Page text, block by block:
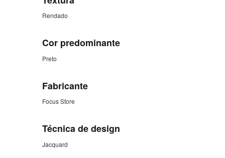
Rendado
Cor predominante
Preto
Fabricante
Focus Store
Técnica de design
Jacquard